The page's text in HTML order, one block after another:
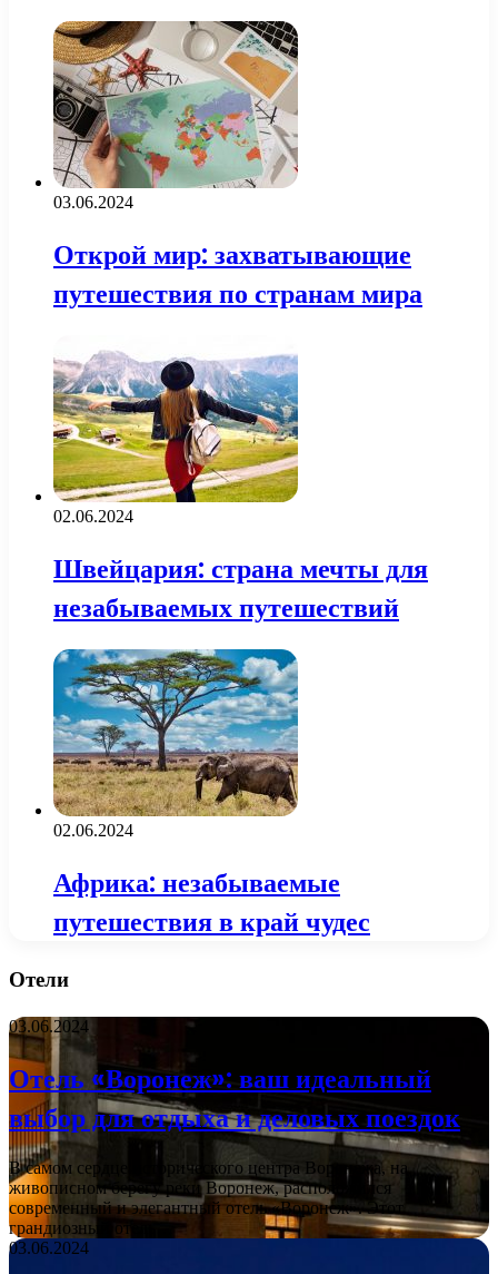
03.06.2024
Открой мир: захватывающие
путешествия по странам мира
02.06.2024
Швейцария: страна мечты для
незабываемых путешествий
02.06.2024
Африка: незабываемые
путешествия в край чудес
Отели
03.06.2024
Отель «Воронеж»: ваш идеальный
выбор для отдыха и деловых поездок
В самом сердце исторического центра Воронежа, на
живописном берегу реки Воронеж, расположился
современный и элегантный отель «Воронеж». Этот
грандиозный отель…
03.06.2024